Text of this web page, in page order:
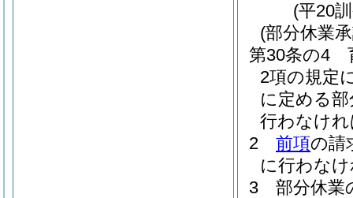
(平20
(部分休業
第30条の4
2項の規定
に定める
行わなけ
2
前項の請
に行わな
3
部分休業